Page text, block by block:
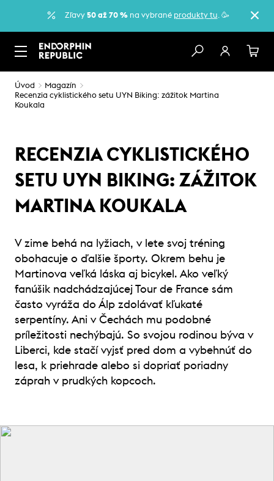
Zľavy 50 až 70 %na vybrané produkty tu. 🥳
Úvod
Magazín
Recenzia cyklistického setu UYN Biking: zážitok Martina
Koukala
RECENZIA CYKLISTICKÉHO
SETU UYN BIKING: ZÁŽITOK
MARTINA KOUKALA
V zime behá na lyžiach, v lete svoj tréning
obohacuje o ďalšie športy. Okrem behu je
Martinova veľká láska aj bicykel. Ako veľký
fanúšik nadchádzajúcej Tour de France sám
často vyráža do Álp zdolávať kľukaté
serpentíny. Ani v Čechách mu podobné
príležitosti nechýbajú. So svojou rodinou býva v
Liberci, kde stačí vyjsť pred dom a vybehnúť do
lesa, k priehrade alebo si dopriať poriadny
záprah v prudkých kopcoch.